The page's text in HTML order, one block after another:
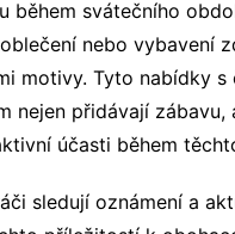
během svátečního
nebo vybavení
motivy. Tyto nabídky s
nejen přidávají
účasti během
sledují oznámení a